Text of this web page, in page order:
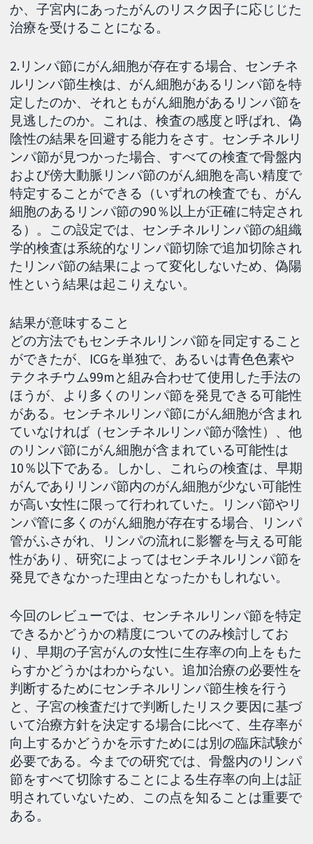
か、子宮内にあったがんのリスク因子に応じじた
治療を受けることになる。
2.リンパ節にがん細胞が存在する場合、センチネ
ルリンパ節生検は、がん細胞があるリンパ節を特
定したのか、それともがん細胞があるリンパ節を
見逃したのか。これは、検査の感度と呼ばれ、偽
陰性の結果を回避する能力をさす。センチネルリ
ンパ節が見つかった場合、すべての検査で骨盤内
および傍大動脈リンパ節のがん細胞を高い精度で
特定することができる（いずれの検査でも、がん
細胞のあるリンパ節の90％以上が正確に特定され
る）。この設定では、センチネルリンパ節の組織
学的検査は系統的なリンパ節切除で追加切除され
たリンパ節の結果によって変化しないため、偽陽
性という結果は起こりえない。
結果が意味すること
どの方法でもセンチネルリンパ節を同定すること
ができたが、ICGを単独で、あるいは青色色素や
テクネチウム99mと組み合わせて使用した手法の
ほうが、より多くのリンパ節を発見できる可能性
がある。センチネルリンパ節にがん細胞が含まれ
ていなければ（センチネルリンパ節が陰性）、他
のリンパ節にがん細胞が含まれている可能性は
10％以下である。しかし、これらの検査は、早期
がんでありリンパ節内のがん細胞が少ない可能性
が高い女性に限って行われていた。リンパ節やリ
ンパ管に多くのがん細胞が存在する場合、リンパ
管がふさがれ、リンパの流れに影響を与える可能
性があり、研究によってはセンチネルリンパ節を
発見できなかった理由となったかもしれない。
今回のレビューでは、センチネルリンパ節を特定
できるかどうかの精度についてのみ検討してお
り、早期の子宮がんの女性に生存率の向上をもた
らすかどうかはわからない。追加治療の必要性を
判断するためにセンチネルリンパ節生検を行う
と、子宮の検査だけで判断したリスク要因に基づ
いて治療方針を決定する場合に比べて、生存率が
向上するかどうかを示すためには別の臨床試験が
必要である。今までの研究では、骨盤内のリンパ
節をすべて切除することによる生存率の向上は証
明されていないため、この点を知ることは重要で
ある。